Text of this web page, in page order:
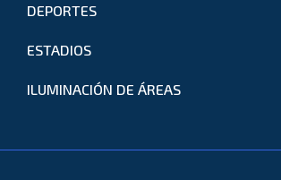
DEPORTES
ESTADIOS
ILUMINACIÓN DE ÁREAS